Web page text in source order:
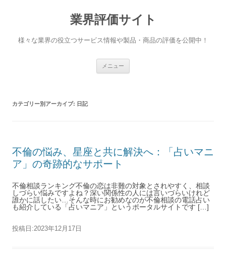
業界評価サイト
様々な業界の役立つサービス情報や製品・商品の評価を公開中！
メニュー
カテゴリー別アーカイブ: 日記
不倫の悩み、星座と共に解決へ：「占いマニ
ア」の奇跡的なサポート
不倫相談ランキング不倫の恋は非難の対象とされやすく、相談
しづらい悩みですよね？深い関係性の人には言いづらいけれど
誰かに話したい…そんな時にお勧めなのが不倫相談の電話占い
も紹介している「占いマニア」というポータルサイトです […]
投稿日:2023年12月17日